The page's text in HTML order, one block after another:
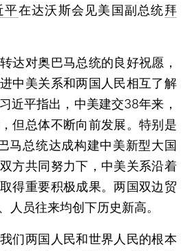
平在达沃斯会见美国副总统拜
对奥巴马总统的良好祝愿，
中美关系和两国人民相互了解
近平指出，中美建交38年来，
但总体不断向前发展。特别是
马总统达成构建中美新型大国
方共同努力下，中美关系沿着
得重要积极成果。两国双边贸
人员往来均创下历史新高。
两国人民和世界人民的根本